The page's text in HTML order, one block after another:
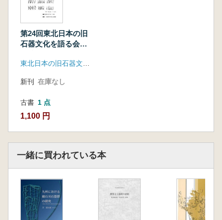
田俊雄
山形県舟形町高倉山遺跡第2次発掘調査
会田容弘 笹山原遺跡配16第11次発掘調査
誌上報告
田純明・澤浦亮平 安部遺跡(尻労安部洞窟)
吉田 桂 加美町薬莱原配15遺跡
第24回東北日本の旧
石器文化を語る会
新刊 在庫なし
古書 1 点
1,100 円
一緒に買われている本